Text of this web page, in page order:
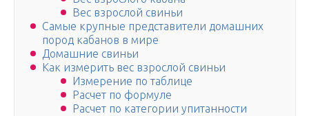
Вес взрослой свиньи
Самые крупные представители домашних
пород кабанов в мире
Домашние свиньи
Как измерить вес взрослой свиньи
Измерение по таблице
Расчет по формуле
Расчет по категории упитанности